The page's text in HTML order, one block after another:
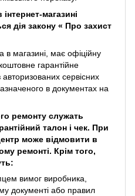
магазині
дія закону « Про захист
​​в магазині, має офіційну
гарантійне
сервісних
в документах на
ремонту служать
талон і чек. При
може відмовити в
ремонті. Крім того,
вимог виробника,
документі або правил